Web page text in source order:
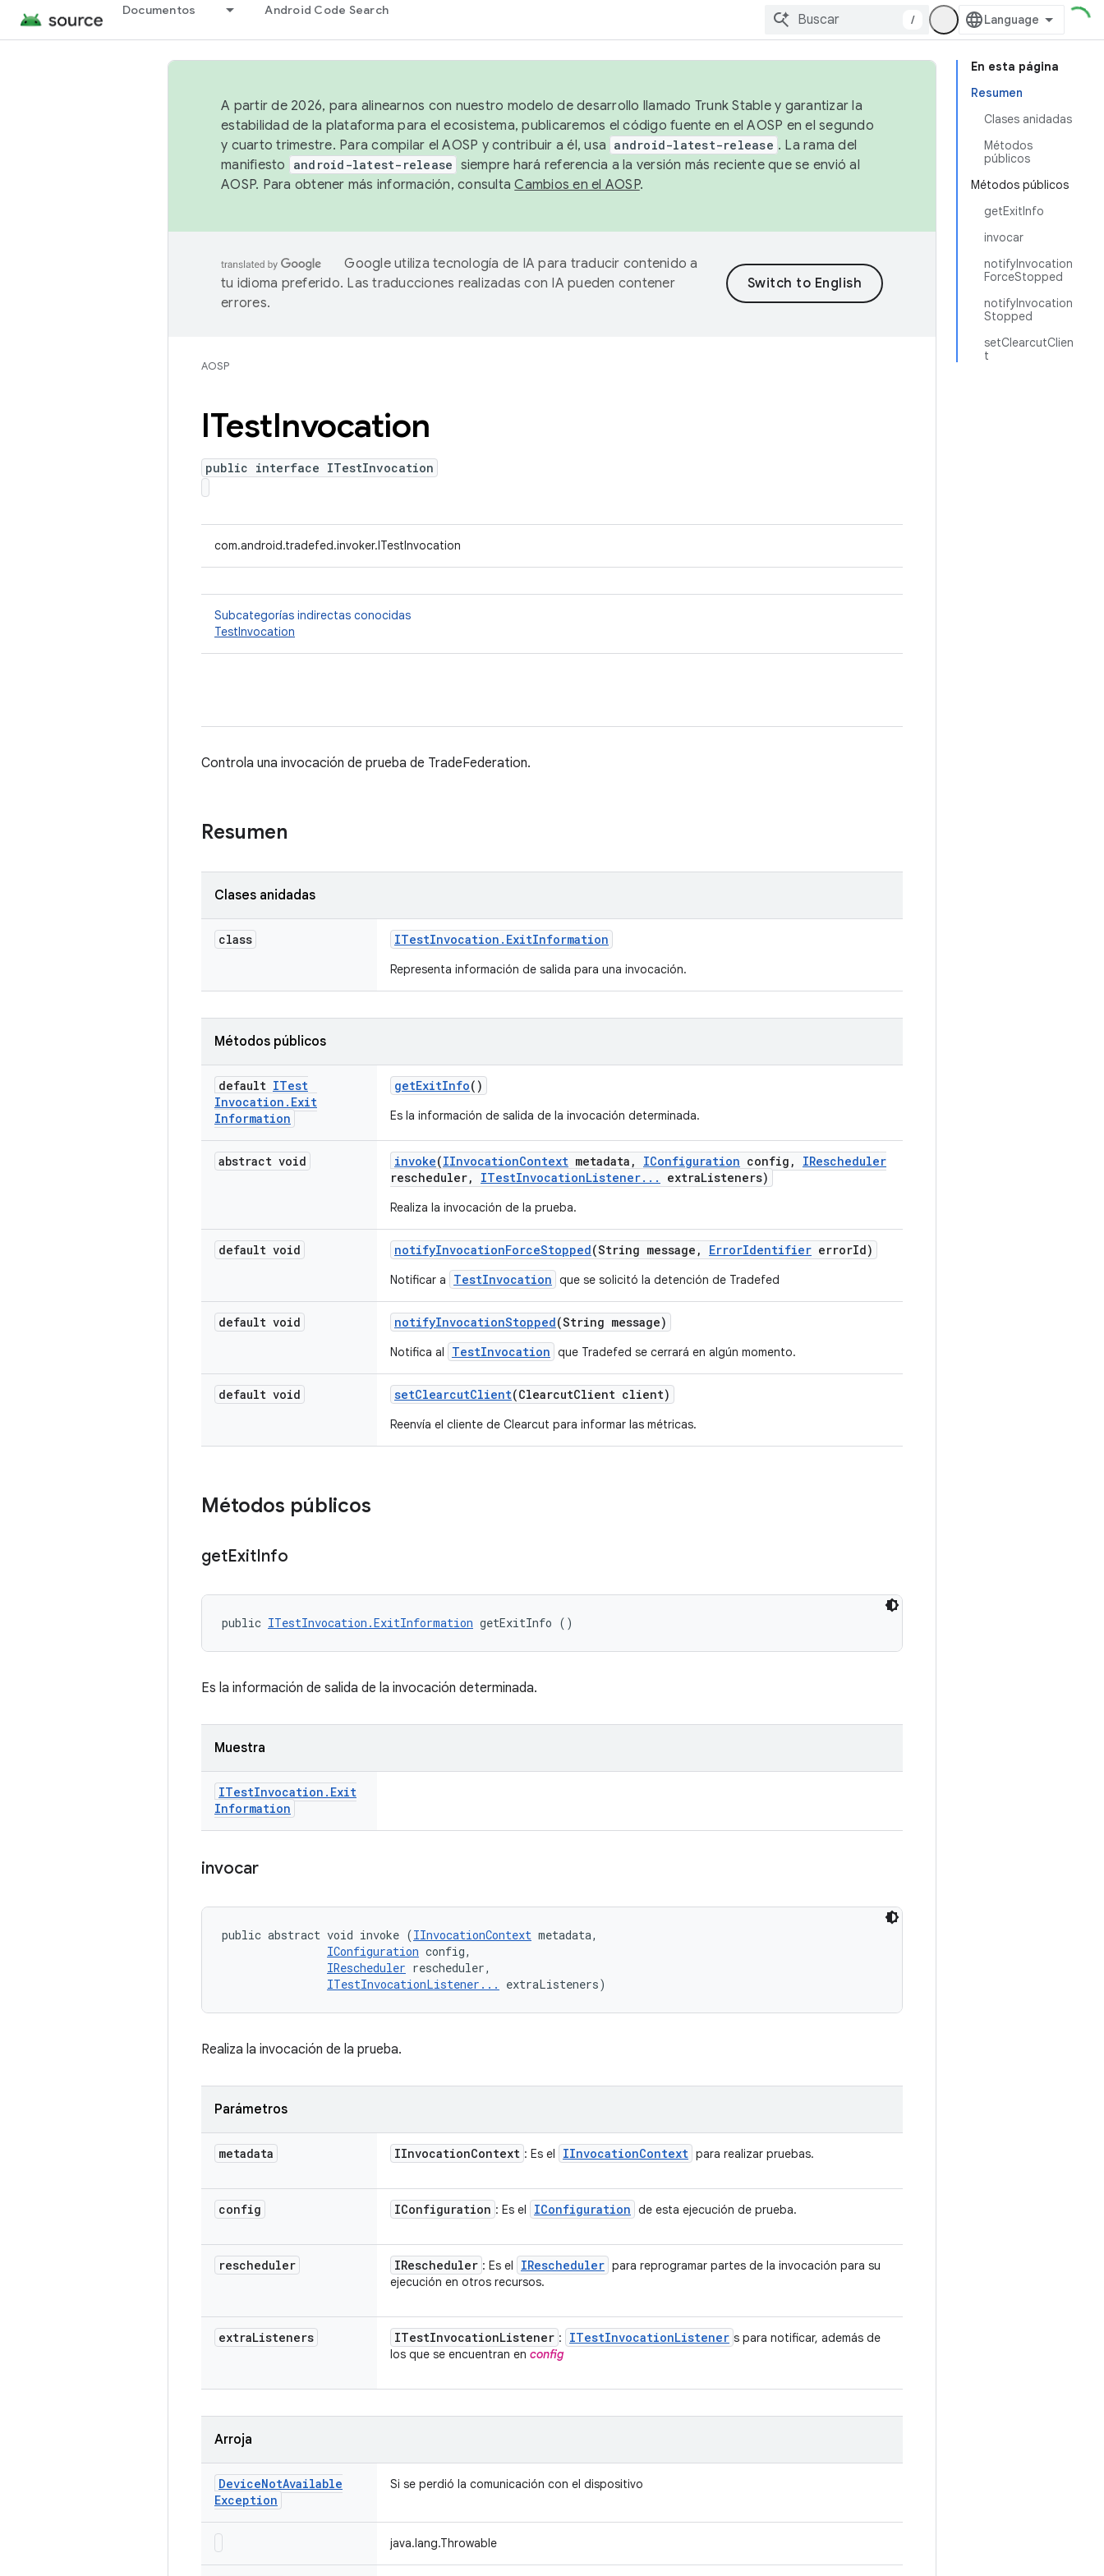
Documentos Android Code Search
/
En esta página
Resumen
Clases anidadas
Métodos
públicos
Métodos públicos
getExitInfo
invocar
notifyInvocation
ForceStopped
notifyInvocation
Stopped
setClearcutClien
t
A partir de 2026, para alinearnos con nuestro modelo de desarrollo llamado Trunk Stable y garantizar la
estabilidad de la plataforma para el ecosistema, publicaremos el código fuente en el AOSP en el segundo
y cuarto trimestre. Para compilar el AOSP y contribuir a él, usa android-latest-release . La rama del
manifiesto
android-latest-release siempre hará referencia a la versión más reciente que se envió al
AOSP. Para obtener más información, consultaCambios en el AOSP.
Google utiliza tecnología de IA para traducir contenido a
tu idioma preferido. Las traducciones realizadas con IA pueden contener
errores.
AOSP
ITestInvocation
public interface ITestInvocation
com.android.tradefed.invoker.ITestInvocation
Subcategorías indirectas conocidas
TestInvocation
Controla una invocación de prueba de TradeFederation.
Resumen
Clases anidadas
class ITestInvocation . ExitInformation
Representa información de salida para una invocación.
Métodos públicos
default ITest
Invocation . Exit
Information
getExitInfo()
Es la información de salida de la invocación determinada.
abstract void invoke(IInvocationContext metadata , IConfiguration config ,
IRescheduler
rescheduler, ITestInvocationListener. . . extraListeners)
Realiza la invocación de la prueba.
default void notifyInvocationForceStopped(String message , ErrorIdentifier errorId)
Notificar a TestInvocation que se solicitó la detención de Tradefed
default void notifyInvocationStopped(String message)
Notifica al TestInvocation que Tradefed se cerrará en algún momento.
default void setClearcutClient(ClearcutClient client)
Reenvía el cliente de Clearcut para informar las métricas.
Métodos públicos
getExitInfo
public ITestInvocation.ExitInformation getExitInfo ()
Es la información de salida de la invocación determinada.
Muestra
ITestInvocation . Exit
Information
invocar
public abstract void invoke (IInvocationContext metadata,
IConfiguration config,
IRescheduler rescheduler,
ITestInvocationListener...
extraListeners)
Realiza la invocación de la prueba.
Parámetros
metadata IInvocationContext : Es el IInvocationContext para realizar pruebas.
config IConfiguration : Es el IConfiguration de esta ejecución de prueba.
rescheduler IRescheduler : Es el IRescheduler para reprogramar partes de la invocación para su
ejecución en otros recursos.
extraListeners ITestInvocationListener : ITestInvocationListener s para notificar, además de
los que se encuentran en config
Arroja
DeviceNotAvailable
Exception
Si se perdió la comunicación con el dispositivo
java.lang.Throwable